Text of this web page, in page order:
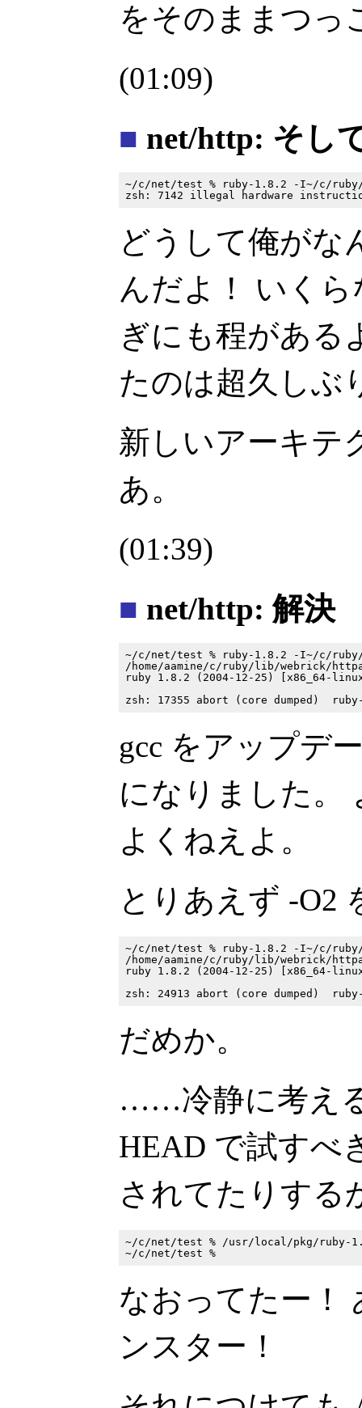
をそのままつっ
(01:09)
■ net/http: そし
~/c/net/test % ruby-1.8.2 -I~/c/
どうして俺がな
んだよ！ いく
ぎにも程がある
たのは超久しぶ
新しいアーキテ
あ。
(01:39)
■ net/http: 解決
~/c/net/test % ruby-1.8.2 -I~/c/
/home/aamine/c/ruby/lib/webrick/
ruby 1.8.2 (2004-12-25) [x86_64-
gcc をアップデ
になりました。
よくねえよ。
とりあえず -O2
~/c/net/test % ruby-1.8.2 -I~/c/
/home/aamine/c/ruby/lib/webrick/
ruby 1.8.2 (2004-12-25) [x86_64-
だめか。
……冷静に考え
HEAD で試すべ
されてたりする
~/c/net/test % /usr/local/pkg/
なおってたー！
ンスター！